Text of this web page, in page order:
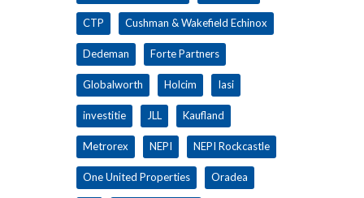
CTP Cushman & Wakefield Echinox
Dedeman Forte Partners
Globalworth Holcim Iasi
investitie JLL Kaufland
Metrorex NEPI NEPI Rockcastle
One United Properties Oradea